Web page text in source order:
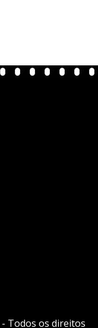
- Todos os direitos